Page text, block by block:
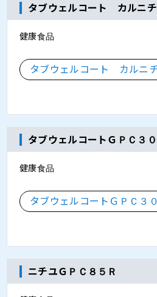
タブウェルコート カルニ
健康食品
タブウェルコート カルニ
タブウェルコートＧＰＣ３０
健康食品
タブウェルコートＧＰＣ３０
ニチユＧＰＣ８５Ｒ